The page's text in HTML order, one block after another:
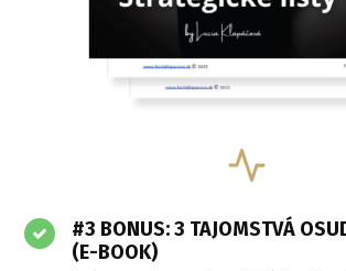
#3 BONUS: 3 TAJOMSTVÁ
(E-BOOK)